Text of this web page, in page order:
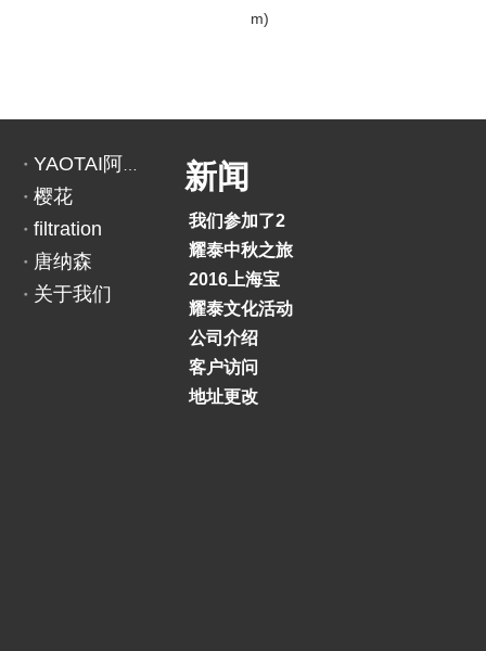
m)
樱花
filtration
唐纳森
关于我们
新闻
我们参加了2018印度BAUMA展览会
耀泰中秋之旅
2016上海宝马展
耀泰文化活动
公司介绍
客户访问
地址更改